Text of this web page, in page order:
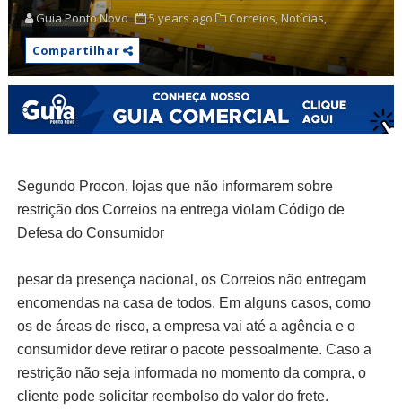
Guia Ponto Novo 5 years ago Correios,Notícias,
Compartilhar
Segundo Procon, lojas que não informarem sobre
restrição dos Correios na entrega violam Código de
Defesa do Consumidor
pesar da presença nacional, os Correios não entregam
encomendas na casa de todos. Em alguns casos, como
os de áreas de risco, a empresa vai até a agência e o
consumidor deve retirar o pacote pessoalmente. Caso a
restrição não seja informada no momento da compra, o
cliente pode solicitar reembolso do valor do frete.